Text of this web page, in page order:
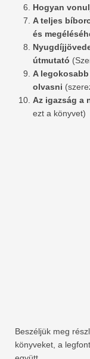
Hogyan
A teljes
és
útmutató
A
olvasni
Az igazság a
ezt a könyvet)
Beszéljük meg
könyveket, a